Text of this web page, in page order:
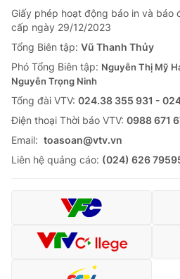
Giấy phép hoạt động báo in và báo
cấp ngày 29/12/2023
Tổng Biên tập: Vũ Thanh Thủy
Phó Tổng Biên tập: Nguyễn Thị Mỹ
Nguyễn Trọng Ninh
Tổng đài VTV: 024.38 355 931 -
Ðiện thoại Thời báo VTV: 0988 671
Email: toasoan@vtv.vn
Liên hệ quảng cáo: (024) 626